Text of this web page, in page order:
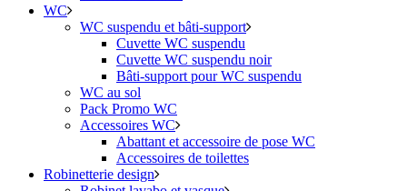
WC
WC suspendu et bâti-support
Cuvette WC suspendu
Cuvette WC suspendu noir
Bâti-support pour WC suspendu
WC au sol
Pack Promo WC
Accessoires WC
Abattant et accessoire de pose WC
Accessoires de toilettes
Robinetterie design